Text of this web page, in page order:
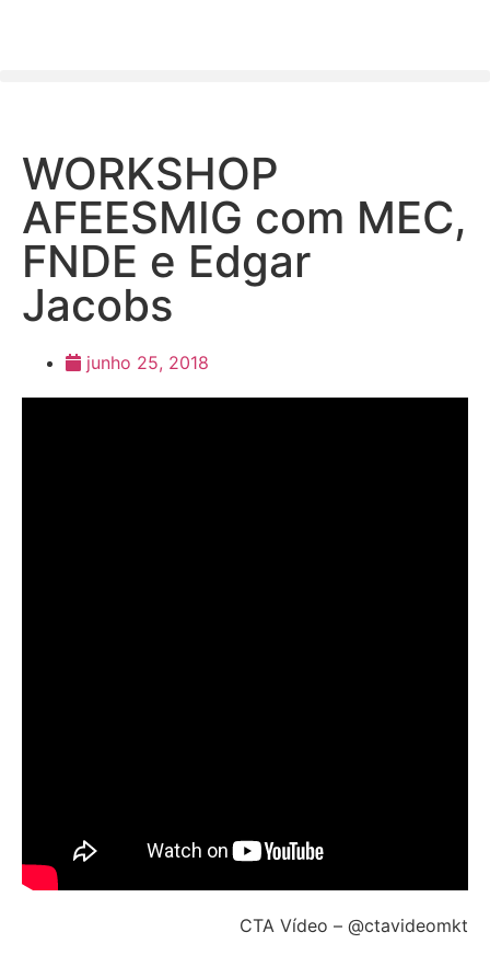
WORKSHOP
AFEESMIG com MEC,
FNDE e Edgar
Jacobs
junho 25, 2018
CTA Vídeo – @ctavideomkt